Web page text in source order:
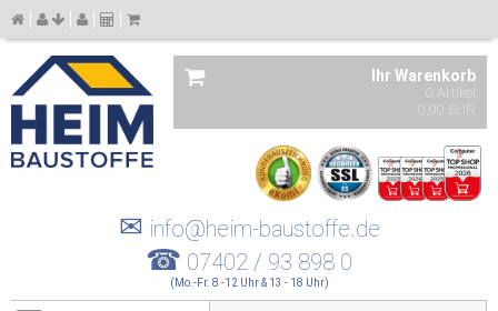
Ihr Warenkorb
0 Artikel
0,00 EUR
✉ info@heim-baustoffe.de
☎ 07402 / 93 898 0
(Mo.-Fr. 8 -12 Uhr & 13 - 18 Uhr)